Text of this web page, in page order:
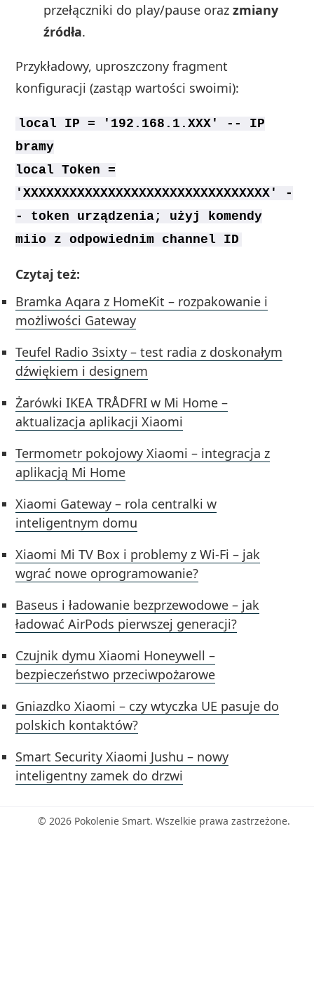
przełączniki do play/pause orazzmiany
źródła.
Przykładowy, uproszczony fragment
konfiguracji (zastąp wartości swoimi):
local IP = '192.168.1.XXX' -- IP
bramy
local Token =
'XXXXXXXXXXXXXXXXXXXXXXXXXXXXXXXX' -
- token urządzenia; użyj komendy
miio z odpowiednim channel ID
Czytaj też:
Bramka Aqara z HomeKit – rozpakowanie i
możliwości Gateway
Teufel Radio 3sixty – test radia z doskonałym
dźwiękiem i designem
Żarówki IKEA TRÅDFRI w Mi Home –
aktualizacja aplikacji Xiaomi
Termometr pokojowy Xiaomi – integracja z
aplikacją Mi Home
Xiaomi Gateway – rola centralki w
inteligentnym domu
Xiaomi Mi TV Box i problemy z Wi-Fi – jak
wgrać nowe oprogramowanie?
Baseus i ładowanie bezprzewodowe – jak
ładować AirPods pierwszej generacji?
Czujnik dymu Xiaomi Honeywell –
bezpieczeństwo przeciwpożarowe
Gniazdko Xiaomi – czy wtyczka UE pasuje do
polskich kontaktów?
Smart Security Xiaomi Jushu – nowy
inteligentny zamek do drzwi
© 2026 Pokolenie Smart. Wszelkie prawa zastrzeżone.